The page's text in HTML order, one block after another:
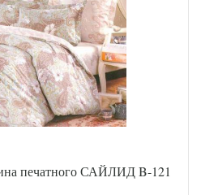
печатного САЙЛИД B-121